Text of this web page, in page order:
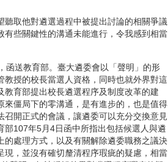
取他對遴選過程中被提出討論的相關爭議
些關鍵性的溝通未能進行，令我感到相當
函送教育部。臺大遴委會以「聲明」的形
授的校長當選人資格，同時也就外界對這
育部提出校長遴選程序及制度改革的建
僵局下的零溝通，是有進步的，也是值得
開正式的會議，讓遴委可以充分交換意見
107年5月4日函中所指出包括候選人與遴
處理方式，以及有關解除遴委職務之議決
，並沒有確切釐清程序瑕疵的疑慮，相當